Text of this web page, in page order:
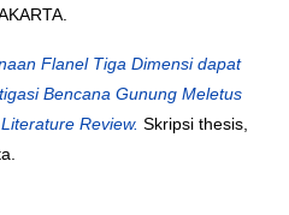
Flanel Tiga Dimensi dapat
Bencana Gunung Meletus
Review. Skripsi thesis,